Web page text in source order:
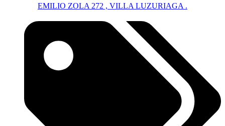
EMILIO ZOLA 272 , VILLA LUZURIAGA .